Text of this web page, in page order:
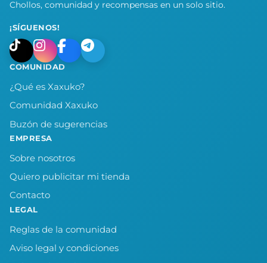
Chollos, comunidad y recompensas en un solo sitio.
¡SÍGUENOS!
COMUNIDAD
¿Qué es Xaxuko?
Comunidad Xaxuko
Buzón de sugerencias
EMPRESA
Sobre nosotros
Quiero publicitar mi tienda
Contacto
LEGAL
Reglas de la comunidad
Aviso legal y condiciones